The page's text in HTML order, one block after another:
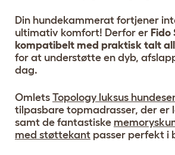
Din hundekammerat fortjener
ultimativ komfort! Derfor er Fido
kompatibelt med praktisk talt
for at understøtte en dyb,
dag.
Omlets Topology luksus
tilpasbare topmadrasser, der er
samt de fantastiske
med støttekant passer perfekt i